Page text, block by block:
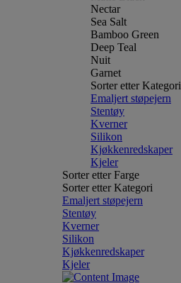
Nectar
Sea Salt
Bamboo Green
Deep Teal
Nuit
Garnet
Sorter etter Kategori
Emaljert støpejern
Stentøy
Kverner
Silikon
Kjøkkenredskaper
Kjeler
Sorter etter Farge
Sorter etter Kategori
Emaljert støpejern
Stentøy
Kverner
Silikon
Kjøkkenredskaper
Kjeler